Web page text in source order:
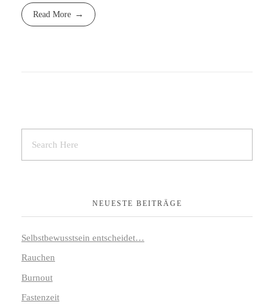
Read More
NEUESTE BEITRÄGE
Selbstbewusstsein entscheidet…
Rauchen
Burnout
Fastenzeit